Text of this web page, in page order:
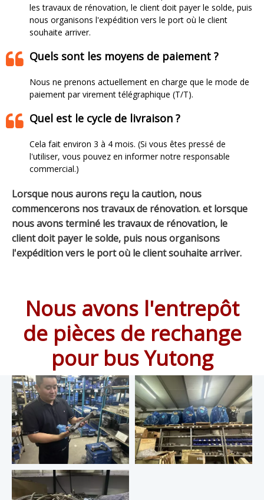
les travaux de rénovation, le client doit payer le solde, puis
nous organisons l'expédition vers le port où le client
souhaite arriver.​​​​​​​
Quels sont les moyens de paiement ?
Nous ne prenons actuellement en charge que le mode de
paiement par virement télégraphique (T/T).
Quel est le cycle de livraison ?
Cela fait environ 3 à 4 mois. (Si vous êtes pressé de
l'utiliser, vous pouvez en informer notre responsable
commercial.)
Lorsque nous aurons reçu la caution, nous
commencerons nos travaux de rénovation. et lorsque
nous avons terminé les travaux de rénovation, le
client doit payer le solde, puis nous organisons
l'expédition vers le port où le client souhaite arriver.
Nous avons l'entrepôt
de pièces de rechange
pour bus Yutong